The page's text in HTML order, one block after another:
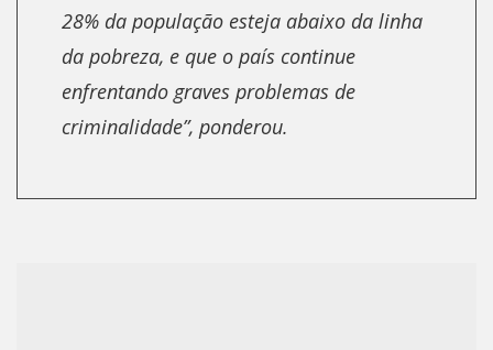
28% da população esteja abaixo da linha
da pobreza, e que o país continue
enfrentando graves problemas de
criminalidade”, ponderou.